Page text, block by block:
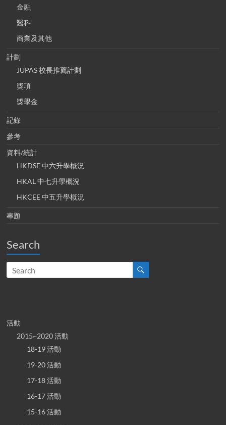
金融
醫科
商業及其他
計劃
JUPAS 校長推薦計劃
獎項
獎學金
記錄
參考
資料/統計
HKDSE 中六升學概況
HKAL 中七升學概況
HKCEE 中五升學概況
專題
Search
活動
2015~2020 活動
18-19 活動
19-20 活動
17-18 活動
16-17 活動
15-16 活動